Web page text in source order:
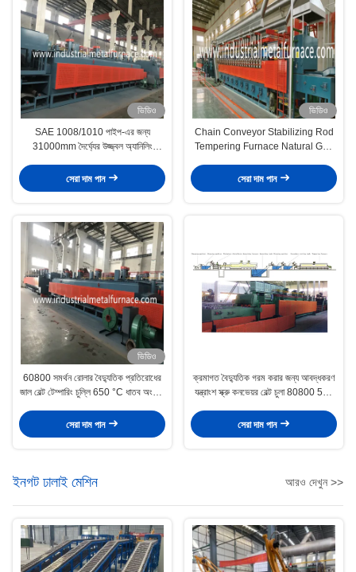
ভিডিও
SAE 1008/1010 পাইপ-এর জন্য
31000mm দৈর্ঘ্যের উজ্জ্বল অ্যানিলিং
সেরা দাম পান
ভিডিও
Chain Conveyor Stabilizing Rod
Tempering Furnace Natural Gas
সেরা দাম পান
ভিডিও
60800 সমর্থন রোলার বৈদ্যুতিক প্রতিরোধের
জাল বেল্ট টেম্পারিং চুল্লি 650 °C ধাতব অংশের
সেরা দাম পান
ক্রমাগত বৈদ্যুতিক গরম করার জন্য আবদ্ধকরণ
যন্ত্রাংশ স্ক্রু কনভেয়র বেল্ট চুলা 80800 500
সেরা দাম পান
ইনগট ঢালাই মেশিন আরও দেখুন >>